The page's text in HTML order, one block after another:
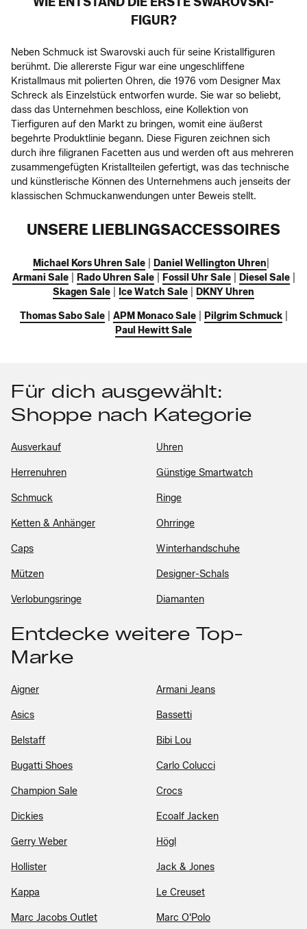
FIGUR?
Neben Schmuck ist Swarovski auch für seine Kristallfiguren
berühmt. Die allererste Figur war eine ungeschliffene
Kristallmaus mit polierten Ohren, die 1976 vom Designer Max
Schreck als Einzelstück entworfen wurde. Sie war so beliebt,
dass das Unternehmen beschloss, eine Kollektion von
Tierfiguren auf den Markt zu bringen, womit eine äußerst
begehrte Produktlinie begann. Diese Figuren zeichnen sich
durch ihre filigranen Facetten aus und werden oft aus mehreren
zusammengefügten Kristallteilen gefertigt, was das technische
und künstlerische Können des Unternehmens auch jenseits der
klassischen Schmuckanwendungen unter Beweis stellt.
UNSERE LIEBLINGSACCESSOIRES
Michael Kors Uhren Sale| Daniel Wellington Uhren
Armani Sale| Rado Uhren Sale| Fossil Uhr Sale| Diesel Sale|
Skagen Sale
Ice Watch Sale DKNY Uhren
Thomas Sabo Sale| APM Monaco Sale| Pilgrim Schmuck|
Paul Hewitt Sale
Für dich ausgewählt:
Shoppe nach Kategorie
Ausverkauf Uhren
Herrenuhren Günstige Smartwatch
Schmuck Ringe
Ketten & Anhänger Ohrringe
Caps Winterhandschuhe
Mützen Designer-Schals
Verlobungsringe Diamanten
Entdecke weitere Top-
Marke
Aigner Armani Jeans
Asics Bassetti
Belstaff Bibi Lou
Bugatti Shoes Carlo Colucci
Champion Sale Crocs
Dickies Ecoalf Jacken
Gerry Weber Högl
Hollister Jack & Jones
Kappa Le Creuset
Marc Jacobs Outlet Marc O'Polo